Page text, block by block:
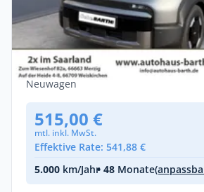
Gewerbe & Privat
Kia PV5 Passenger 120 kW
Digitales Cockpit 360
Apple CarPlay Android Auto
Elektro •Automatik •163 PS (120 kW)
Neuwagen
515,00 €
mtl. inkl. MwSt.
Effektive Rate: 541,88 €
5.000 km/Jahr• 48 Monate